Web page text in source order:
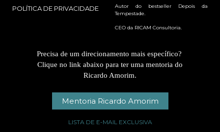
POLÍTICA DE PRIVACIDADE
Autor do bestseller Depois da
Tempestade.
CEO da RICAM Consultoria.
Precisa de um direcionamento mais específico?
Clique no link abaixo para ter uma mentoria do
Ricardo Amorim.
Mentoria Ricardo Amorim
LISTA DE E-MAIL EXCLUSIVA